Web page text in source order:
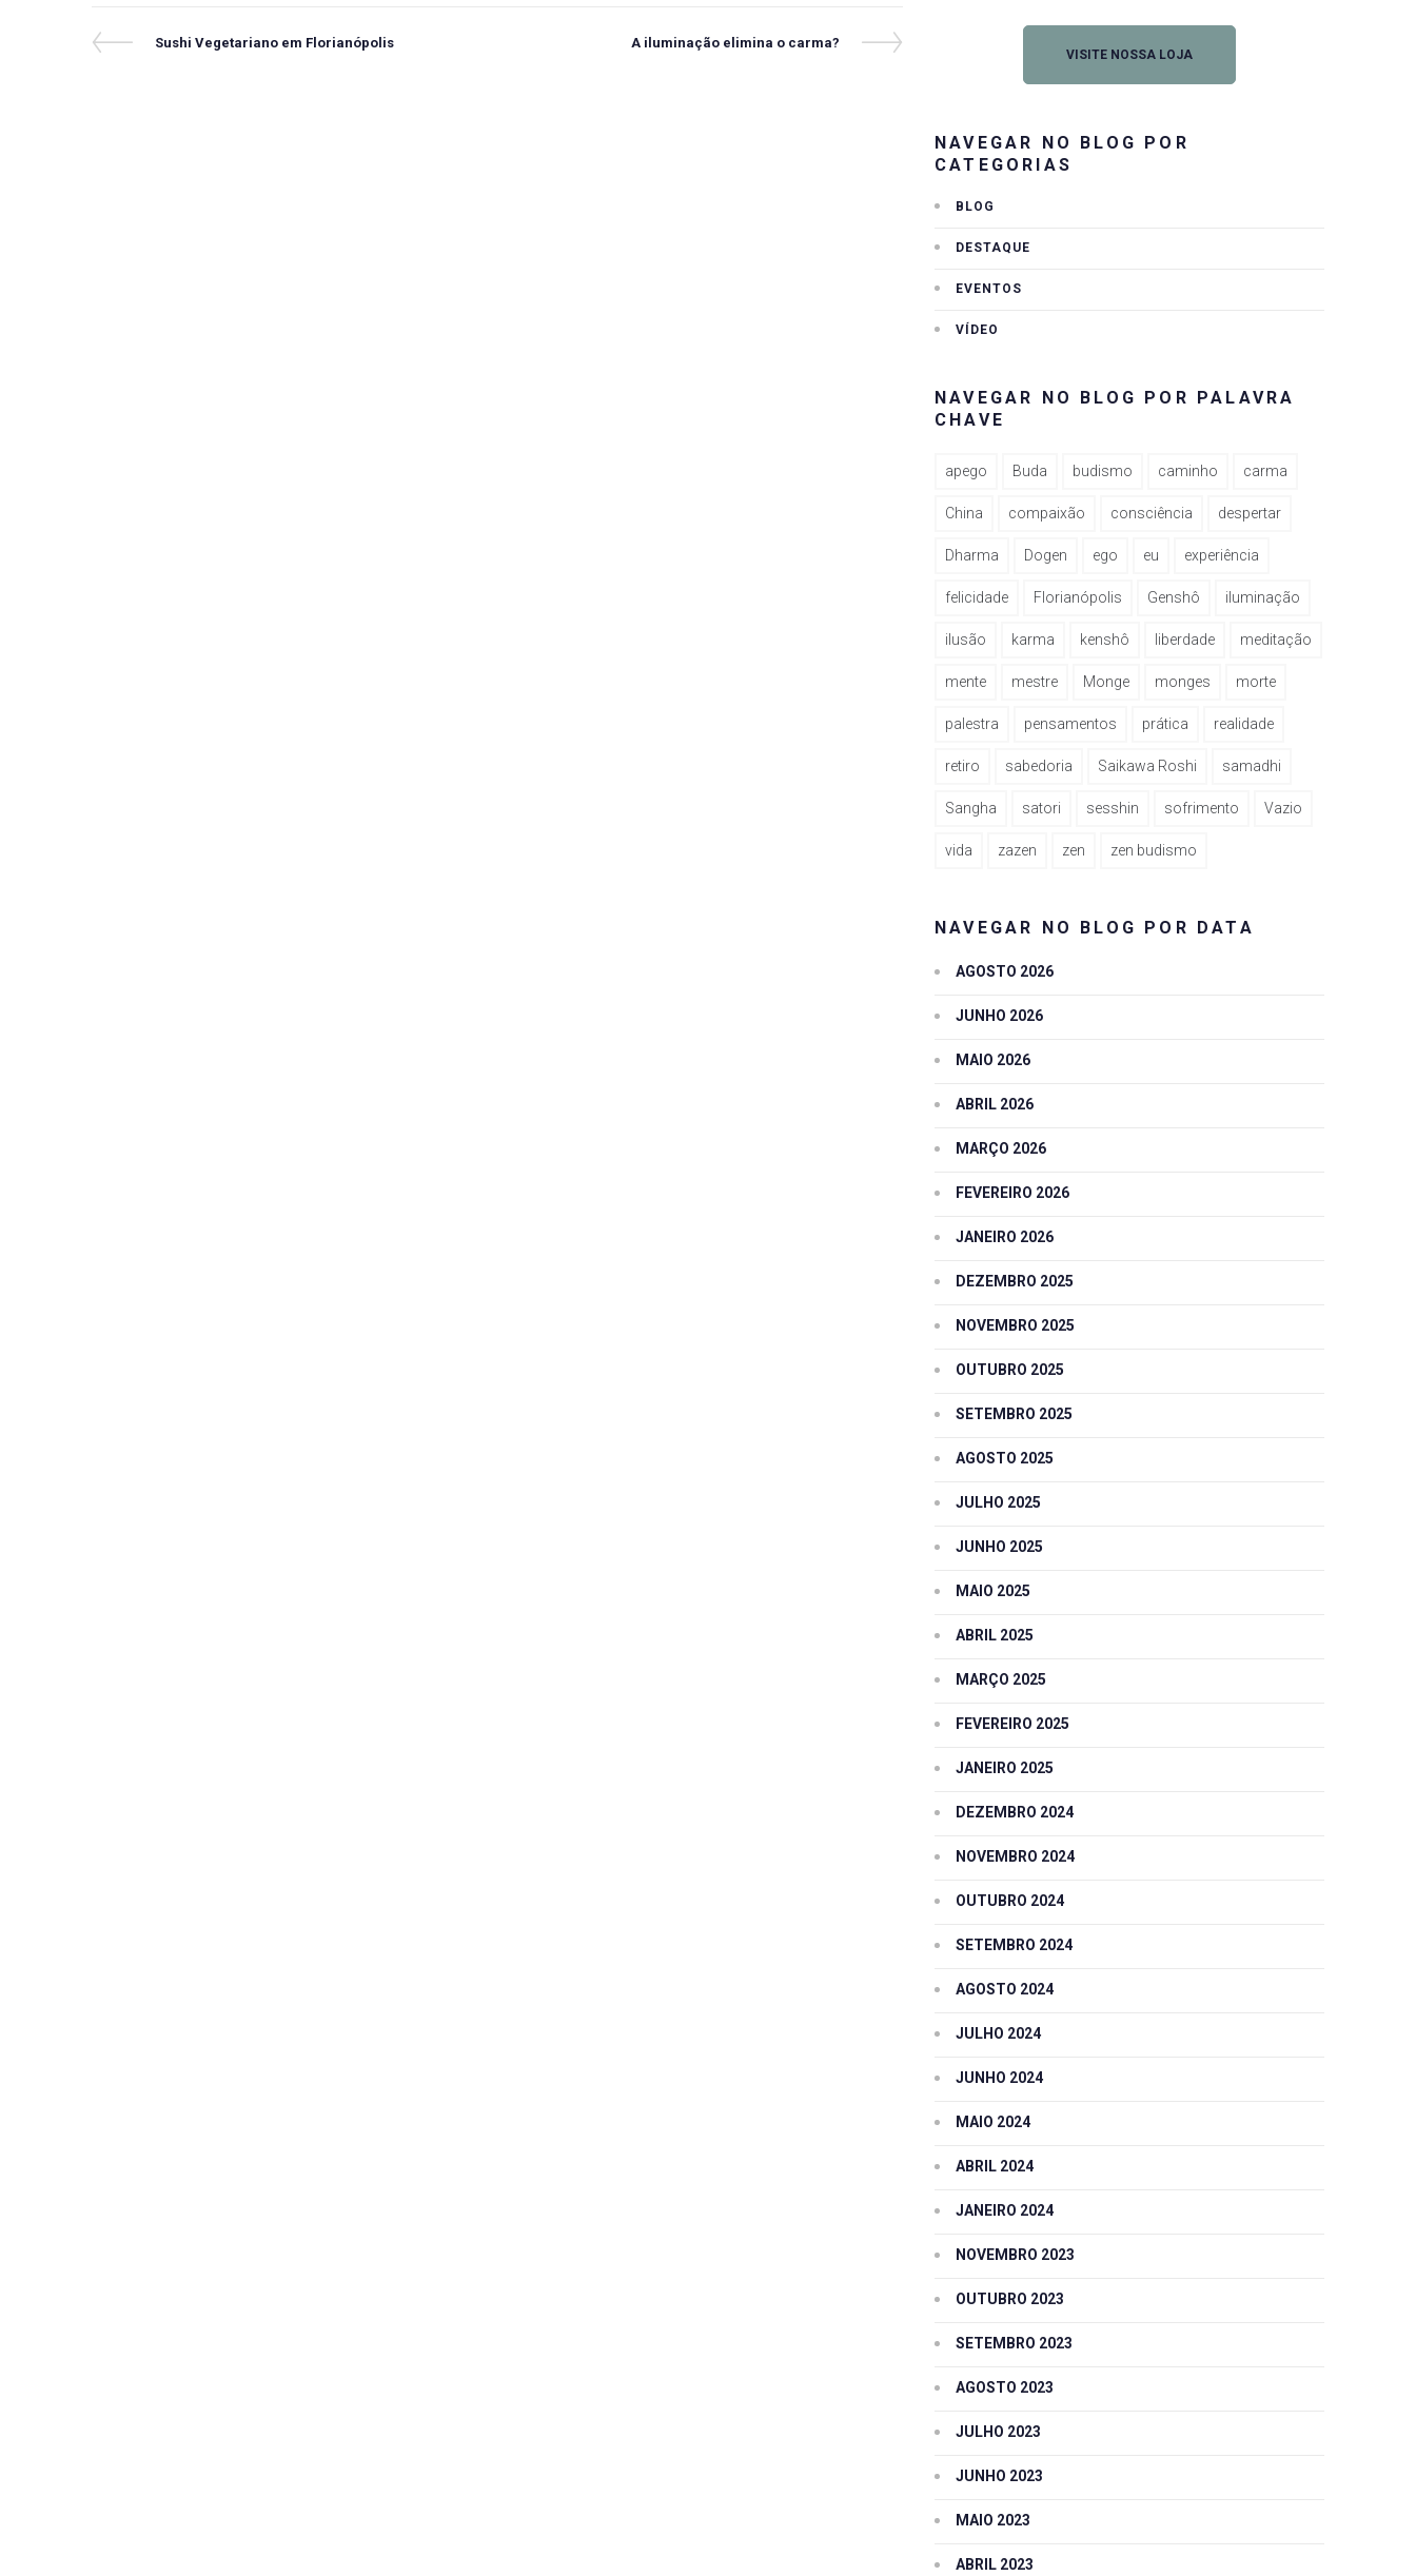
Navegação
Previous
Sushi Vegetariano em Florianópolis
Next
A iluminação elimina o carma?
VISITE NOSSA LOJA
NAVEGAR NO BLOG POR
CATEGORIAS
BLOG
DESTAQUE
EVENTOS
VÍDEO
NAVEGAR NO BLOG POR PALAVRA
CHAVE
apego Buda budismo caminho carma
China compaixão consciência despertar
Dharma Dogen ego eu experiência
felicidade Florianópolis Genshô iluminação
ilusão karma kenshô liberdade meditação
mente mestre Monge monges morte
palestra pensamentos prática realidade
retiro sabedoria Saikawa Roshi samadhi
Sangha satori sesshin sofrimento Vazio
vida zazen zen zen budismo
NAVEGAR NO BLOG POR DATA
AGOSTO 2026
JUNHO 2026
MAIO 2026
ABRIL 2026
MARÇO 2026
FEVEREIRO 2026
JANEIRO 2026
DEZEMBRO 2025
NOVEMBRO 2025
OUTUBRO 2025
SETEMBRO 2025
AGOSTO 2025
JULHO 2025
JUNHO 2025
MAIO 2025
ABRIL 2025
MARÇO 2025
FEVEREIRO 2025
JANEIRO 2025
DEZEMBRO 2024
NOVEMBRO 2024
OUTUBRO 2024
SETEMBRO 2024
AGOSTO 2024
JULHO 2024
JUNHO 2024
MAIO 2024
ABRIL 2024
JANEIRO 2024
NOVEMBRO 2023
OUTUBRO 2023
SETEMBRO 2023
AGOSTO 2023
JULHO 2023
JUNHO 2023
MAIO 2023
ABRIL 2023